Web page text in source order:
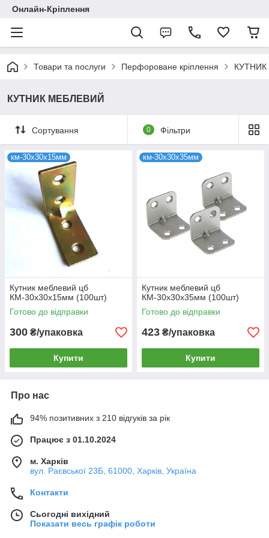
Онлайн-Кріплення
Товари та послуги Перфороване кріплення
КУТНИК МЕБЛЕВИЙ
Сортування 0 Фільтри
км-30х30х15мм
Кутник меблевий цб
КМ-30х30х15мм (100шт)
Готово до відправки
300 ₴/упаковка
Купити
км-30х30х35мм
Кутник меблевий цб
КМ-30х30х35мм (100шт)
Готово до відправки
423 ₴/упаковка
Купити
Про нас
94% позитивних з 210 відгуків за рік
Працює з 01.10.2024
м. Харків
вул. Раєвської 23Б, 61000, Харків, Україна
Контакти
Сьогодні вихідний
Показати весь графік роботи